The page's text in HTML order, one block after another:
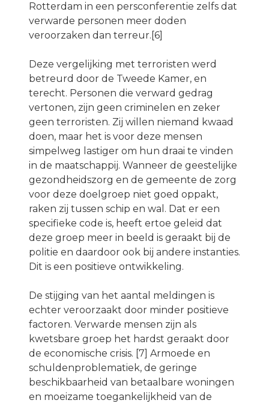
Rotterdam in een persconferentie zelfs dat
verwarde personen meer doden
veroorzaken dan terreur.[6]
Deze vergelijking met terroristen werd
betreurd door de Tweede Kamer, en
terecht. Personen die verward gedrag
vertonen, zijn geen criminelen en zeker
geen terroristen. Zij willen niemand kwaad
doen, maar het is voor deze mensen
simpelweg lastiger om hun draai te vinden
in de maatschappij. Wanneer de geestelijke
gezondheidszorg en de gemeente de zorg
voor deze doelgroep niet goed oppakt,
raken zij tussen schip en wal. Dat er een
specifieke code is, heeft ertoe geleid dat
deze groep meer in beeld is geraakt bij de
politie en daardoor ook bij andere instanties.
Dit is een positieve ontwikkeling.
De stijging van het aantal meldingen is
echter veroorzaakt door minder positieve
factoren. Verwarde mensen zijn als
kwetsbare groep het hardst geraakt door
de economische crisis. [7] Armoede en
schuldenproblematiek, de geringe
beschikbaarheid van betaalbare woningen
en moeizame toegankelijkheid van de